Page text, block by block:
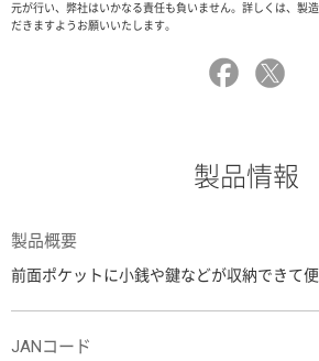
元が行い、弊社はいかなる責任も負いません。詳しくは、製
だきますようお願いいたします。
製品情報
製品概要
前面ポケットに小銭や鍵などが収納できて便
JANコード